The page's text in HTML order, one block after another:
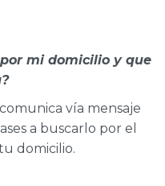
mi domicilio y que
vía mensaje
a buscarlo por el
domicilio.